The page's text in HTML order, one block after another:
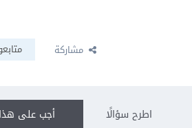
مشاركة
أجب على اطرح سؤالًا